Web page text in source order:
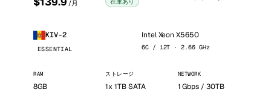
/月
KIV-2
ESSENTIAL
Intel Xeon X5650
6C / 12T · 2.66 GHz
RAM
8GB
ストレージ
1x 1TB SATA
NETWORK
1 Gbps / 30TB